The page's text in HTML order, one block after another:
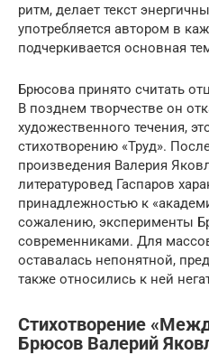
ритм, делает текст
употребляется автором в
подчеркивается основная
Брюсова принято считать
В позднем творчестве он
художественного течения,
стихотворению «Труд».
произведения Валерия
литературовед Гаспаров
принадлежностью к
сожалению, эксперименты
современниками. Для
оставалась непонятной,
также относились к ней
Стихотворение
Брюсов Валерий